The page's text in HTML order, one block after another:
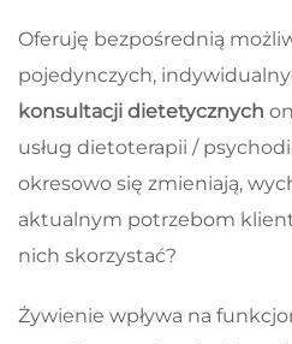
Oferuję bezpośrednią
pojedynczych,
konsultacji dietetycznych
usług dietoterapii /
okresowo się zmieniają,
aktualnym potrzebom
nich skorzystać?
Żywienie wpływa na